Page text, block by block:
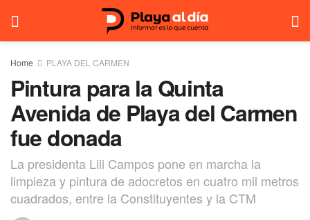
Home PLAYA DEL CARMEN
Pintura para la Quinta
Avenida de Playa del Carmen
fue donada
La presidenta Lili Campos pone en marcha la
limpieza y pintura de adocretos en cuatro mil metros
cuadrados, entre la Constituyentes y la CTM